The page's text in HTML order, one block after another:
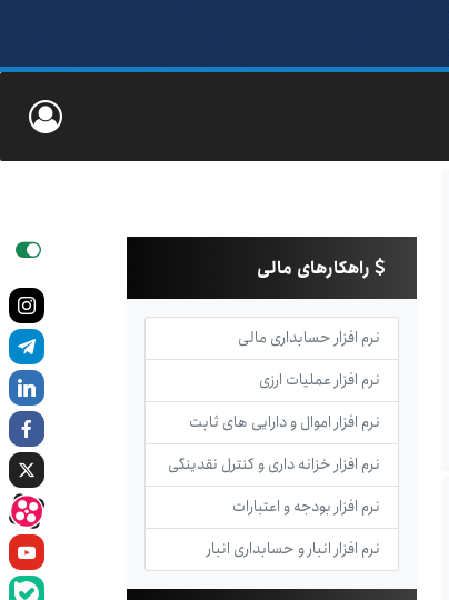
راهکارهای مالی
نرم افزار حسابداری مالی
نرم افزار عملیات ارزی
نرم افزار اموال و دارایی های ثابت
نرم افزار خزانه داری و کنترل نقدینگی
نرم افزار بودجه و اعتبارات
نرم افزار انبار و حسابداری انبار